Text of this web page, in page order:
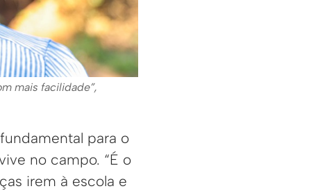
mais facilidade”,
para o
no campo. “É o
irem à escola e